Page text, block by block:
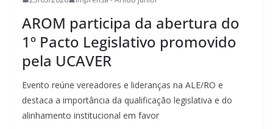
AROM participa da abertura do
1º Pacto Legislativo promovido
pela UCAVER
Evento reúne vereadores e lideranças na ALE/RO e
destaca a importância da qualificação legislativa e do
alinhamento institucional em favor